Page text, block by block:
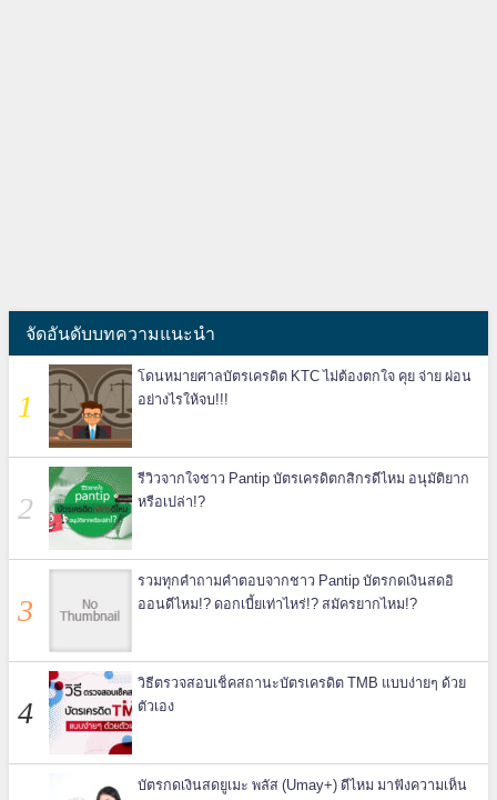
จัดอันดับบทความแนะนำ
โดนหมายศาลบัตรเครดิต KTC ไม่ต้องตกใจ คุย จ่าย ผ่อน
อย่างไรให้จบ!!!
รีวิวจากใจชาว Pantip บัตรเครดิตกสิกรดีไหม อนุมัติยาก
หรือเปล่า!?
รวมทุกคำถามคำตอบจากชาว Pantip บัตรกดเงินสดอิ
ออนดีไหม!? ดอกเบี้ยเท่าไหร่!? สมัครยากไหม!?
วิธีตรวจสอบเช็คสถานะบัตรเครดิต TMB แบบง่ายๆ ด้วย
ตัวเอง
บัตรกดเงินสดยูเมะ พลัส (Umay+) ดีไหม มาฟังความเห็น